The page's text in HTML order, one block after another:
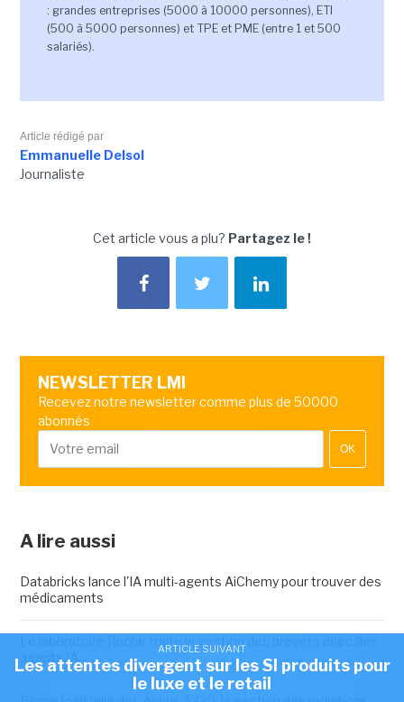
ARTICLE SUIVANT
Les attentes divergent sur les SI produits pour
le luxe et le retail
: grandes entreprises (5000 à 10000 personnes), ETI
(500 à 5000 personnes) et TPE et PME (entre 1 et 500
salariés).
Article rédigé par
Emmanuelle Delsol
Journaliste
Cet article vous a plu? Partagez le !
NEWSLETTER LMI
Recevez notre newsletter comme plus de 50000
abonnés
OK
A lire aussi
Databricks lance l'IA multi-agents AiChemy pour trouver des
médicaments
agents IA